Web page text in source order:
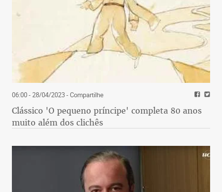
06:00 - 28/04/2023- Compartilhe
Clássico 'O pequeno príncipe' completa 80 anos
muito além dos clichês